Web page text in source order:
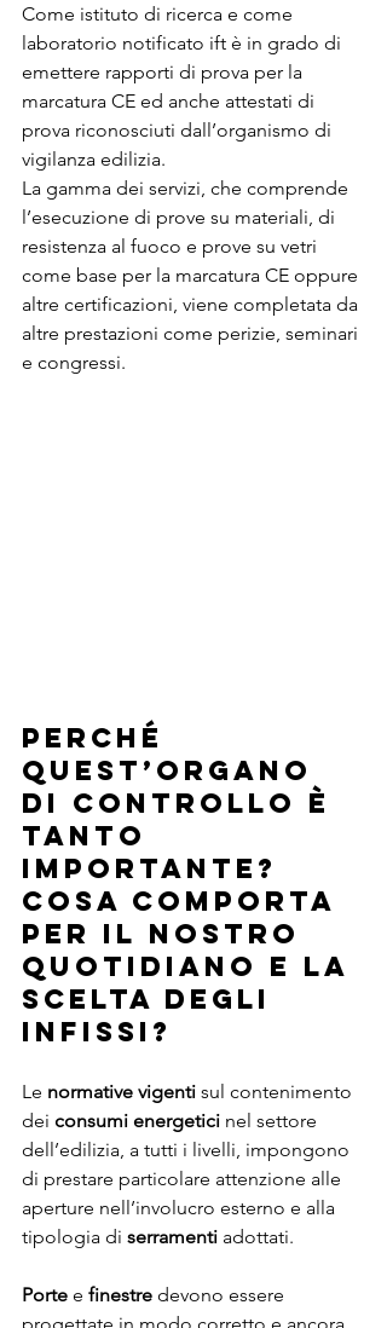
Come istituto di ricerca e come
laboratorio notificato ift è in grado di
emettere rapporti di prova per la
marcatura CE ed anche attestati di
prova riconosciuti dall’organismo di
vigilanza edilizia.
La gamma dei servizi, che comprende
l’esecuzione di prove su materiali, di
resistenza al fuoco e prove su vetri
come base per la marcatura CE oppure
altre certificazioni, viene completata da
altre prestazioni come perizie, seminari
e congressi.
PERCHÉ
QUEST’ORGANO
DI CONTROLLO È
TANTO
IMPORTANTE?
COSA COMPORTA
PER IL NOSTRO
QUOTIDIANO E LA
SCELTA DEGLI
INFISSI?
Le normative vigenti sul contenimento
dei consumi energetici nel settore
dell’edilizia, a tutti i livelli, impongono
di prestare particolare attenzione alle
aperture nell’involucro esterno e alla
tipologia di serramenti adottati.
Porte e finestre devono essere